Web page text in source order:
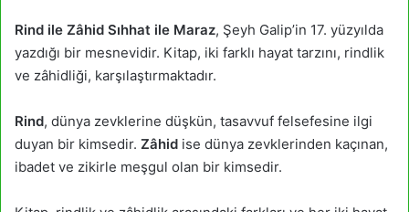
Rind ile Zâhid Sıhhat ile Maraz, Şeyh Galip’in 17. yüzyılda
yazdığı bir mesnevidir. Kitap, iki farklı hayat tarzını, rindlik
ve zâhidliği, karşılaştırmaktadır.
Rind, dünya zevklerine düşkün, tasavvuf felsefesine ilgi
duyan bir kimsedir. Zâhid ise dünya zevklerinden kaçınan,
ibadet ve zikirle meşgul olan bir kimsedir.